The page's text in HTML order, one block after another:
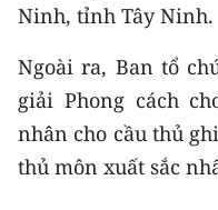
CÁC CHUYÊN TRANG
VỀ BÁO NHÂN DÂN
THỜI NAY
Ninh, tỉnh Tây Ninh.
Ngoài ra, Ban tổ
giải Phong cách
nhân cho cầu thủ
thủ môn xuất sắc